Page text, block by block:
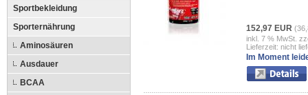
Sportbekleidung
Sporternährung
Aminosäuren
Ausdauer
BCAA
152,97 EUR
inkl. 7 % MwSt.
Lieferzeit: nicht
Im Moment